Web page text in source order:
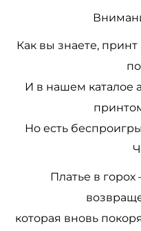
Как вы знаете,
И в нашем каталое
Но есть
Платье в
которая вновь